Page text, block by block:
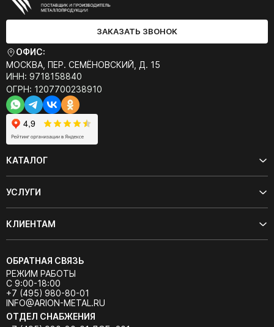
ЗАКАЗАТЬ ЗВОНОК
ОФИС:
МОСКВА, ПЕР. СЕМЁНОВСКИЙ, Д. 15
ИНН: 9718158840
ОГРН: 1207700238910
КАТАЛОГ
УСЛУГИ
КЛИЕНТАМ
ОБРАТНАЯ СВЯЗЬ
РЕЖИМ РАБОТЫ
С 9:00-18:00
+7 (495) 980-80-01
INFO@ARION-METAL.RU
ОТДЕЛ СНАБЖЕНИЯ